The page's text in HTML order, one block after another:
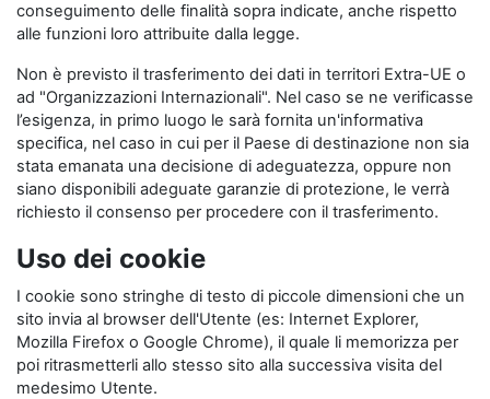
conseguimento delle finalità sopra indicate, anche rispetto
alle funzioni loro attribuite dalla legge.
Non è previsto il trasferimento dei dati in territori Extra-UE o
ad "Organizzazioni Internazionali". Nel caso se ne verificasse
l’esigenza, in primo luogo le sarà fornita un'informativa
specifica, nel caso in cui per il Paese di destinazione non sia
stata emanata una decisione di adeguatezza, oppure non
siano disponibili adeguate garanzie di protezione, le verrà
richiesto il consenso per procedere con il trasferimento.
Uso dei cookie
I cookie sono stringhe di testo di piccole dimensioni che un
sito invia al browser dell'Utente (es: Internet Explorer,
Mozilla Firefox o Google Chrome), il quale li memorizza per
poi ritrasmetterli allo stesso sito alla successiva visita del
medesimo Utente.